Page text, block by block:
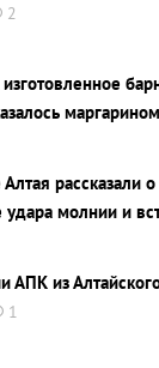
2
маргарином
рассказали
молнии и
АПК из
1